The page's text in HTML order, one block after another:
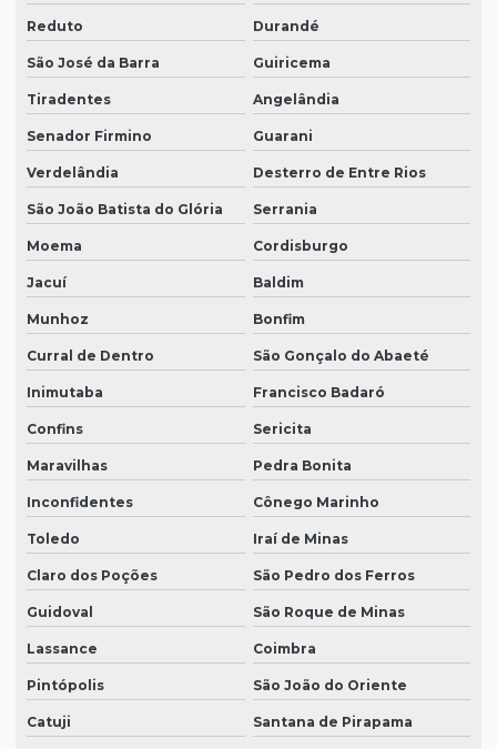
Reduto Durandé
São José da Barra Guiricema
Tiradentes Angelândia
Senador Firmino Guarani
Verdelândia Desterro de Entre Rios
São João Batista do Glória Serrania
Moema Cordisburgo
Jacuí Baldim
Munhoz Bonfim
Curral de Dentro São Gonçalo do Abaeté
Inimutaba Francisco Badaró
Confins Sericita
Maravilhas Pedra Bonita
Inconfidentes Cônego Marinho
Toledo Iraí de Minas
Claro dos Poções São Pedro dos Ferros
Guidoval São Roque de Minas
Lassance Coimbra
Pintópolis São João do Oriente
Catuji Santana de Pirapama